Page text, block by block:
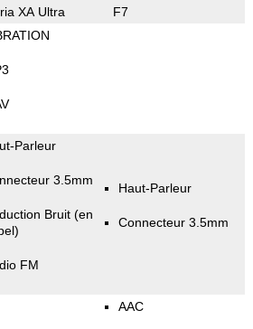
XA Ultra F7
Parleur
3.5mm
Bruit (en
FM
Haut-Parleur
Connecteur 3.5mm
AAC